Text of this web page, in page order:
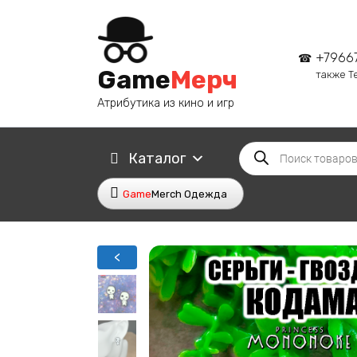
GameМерч
Атрибутика из кино и игр
также
Каталог
Поиск
товаров
GameMerch Одежда
<